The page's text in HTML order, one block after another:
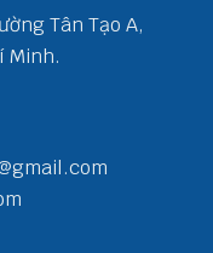
Tân Tạo A,
Minh.